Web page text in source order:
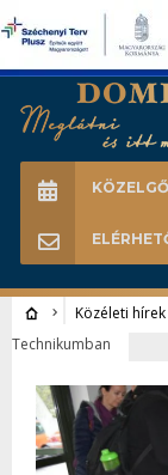
Search
Közéleti hírek
Technikumban